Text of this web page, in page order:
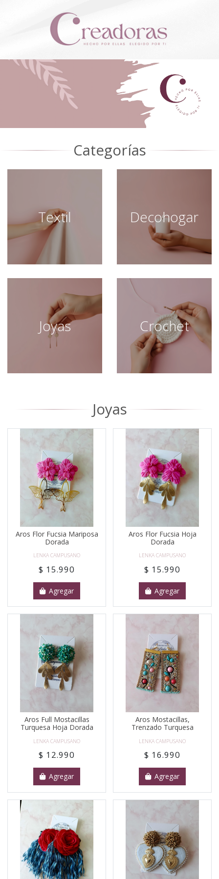
Categorías
Textil Decohogar
Joyas Crochet
Joyas
Aros Flor Fucsia Mariposa
Dorada
LENKA CAMPUSANO
$ 15.990
Agregar
Aros Flor Fucsia Hoja
Dorada
LENKA CAMPUSANO
$ 15.990
Agregar
Aros Full Mostacillas
Turquesa Hoja Dorada
LENKA CAMPUSANO
$ 12.990
Agregar
Aros Mostacillas,
Trenzado Turquesa
LENKA CAMPUSANO
$ 16.990
Agregar